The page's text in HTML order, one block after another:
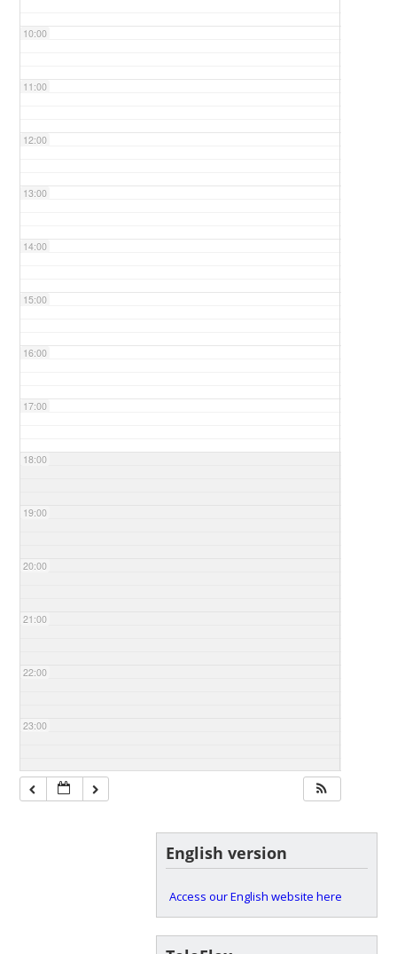
10:00
11:00
12:00
13:00
14:00
15:00
16:00
17:00
18:00
19:00
20:00
21:00
22:00
23:00
English version
Access our English website here